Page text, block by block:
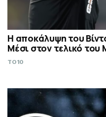
Η αποκάλυψη του
Μέσι στον τελικό
TO10